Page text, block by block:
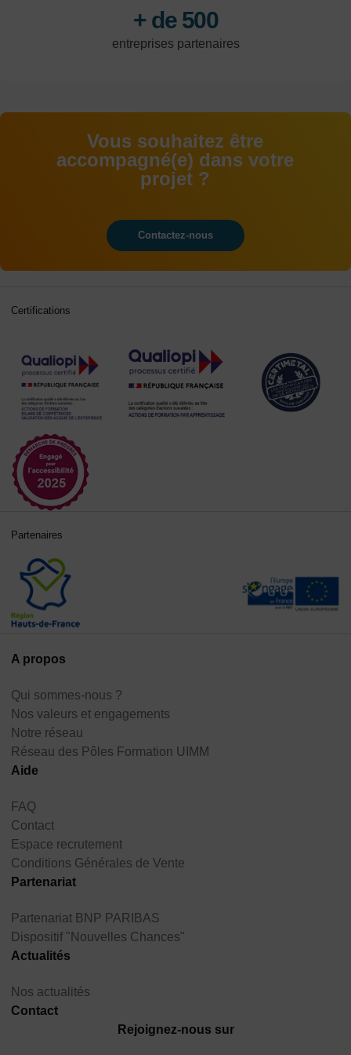
+ de 500
entreprises partenaires
Vous souhaitez être
accompagné(e) dans votre
projet ?
Contactez-nous
A propos
Qui sommes-nous ?
Nos valeurs et engagements
Notre réseau
Réseau des Pôles Formation UIMM
Aide
FAQ
Contact
Espace recrutement
Conditions Générales de Vente
Partenariat
Partenariat BNP PARIBAS
Dispositif "Nouvelles Chances"
Actualités
Nos actualités
Contact
Rejoignez-nous sur
Certifications
Partenaires